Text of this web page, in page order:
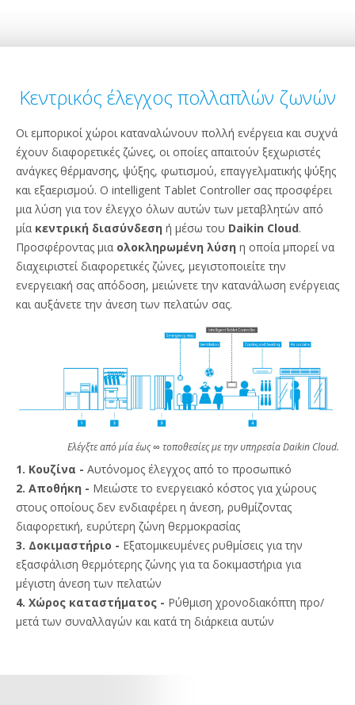
Κεντρικός έλεγχος πολλαπλών ζωνών
Οι εμπορικοί χώροι καταναλώνουν πολλή ενέργεια και συχνά
έχουν διαφορετικές ζώνες, οι οποίες απαιτούν ξεχωριστές
ανάγκες θέρμανσης, ψύξης, φωτισμού, επαγγελματικής ψύξης
και εξαερισμού. Ο intelligent Tablet Controller σας προσφέρει
μια λύση για τον έλεγχο όλων αυτών των μεταβλητών από
μία κεντρική διασύνδεση ή μέσω του Daikin Cloud.
Προσφέροντας μια ολοκληρωμένη λύση η οποία μπορεί να
διαχειριστεί διαφορετικές ζώνες, μεγιστοποιείτε την
ενεργειακή σας απόδοση, μειώνετε την κατανάλωση ενέργειας
και αυξάνετε την άνεση των πελατών σας.
Ελέγξτε από μία έως ∞ τοποθεσίες με την υπηρεσία Daikin Cloud.
1. Κουζίνα - Αυτόνομος έλεγχος από το προσωπικό
2. Αποθήκη - Μειώστε το ενεργειακό κόστος για χώρους
στους οποίους δεν ενδιαφέρει η άνεση, ρυθμίζοντας
διαφορετική, ευρύτερη ζώνη θερμοκρασίας
3. Δοκιμαστήριο - Εξατομικευμένες ρυθμίσεις για την
εξασφάλιση θερμότερης ζώνης για τα δοκιμαστήρια για
μέγιστη άνεση των πελατών
4. Χώρος καταστήματος - Ρύθμιση χρονοδιακόπτη προ/
μετά των συναλλαγών και κατά τη διάρκεια αυτών